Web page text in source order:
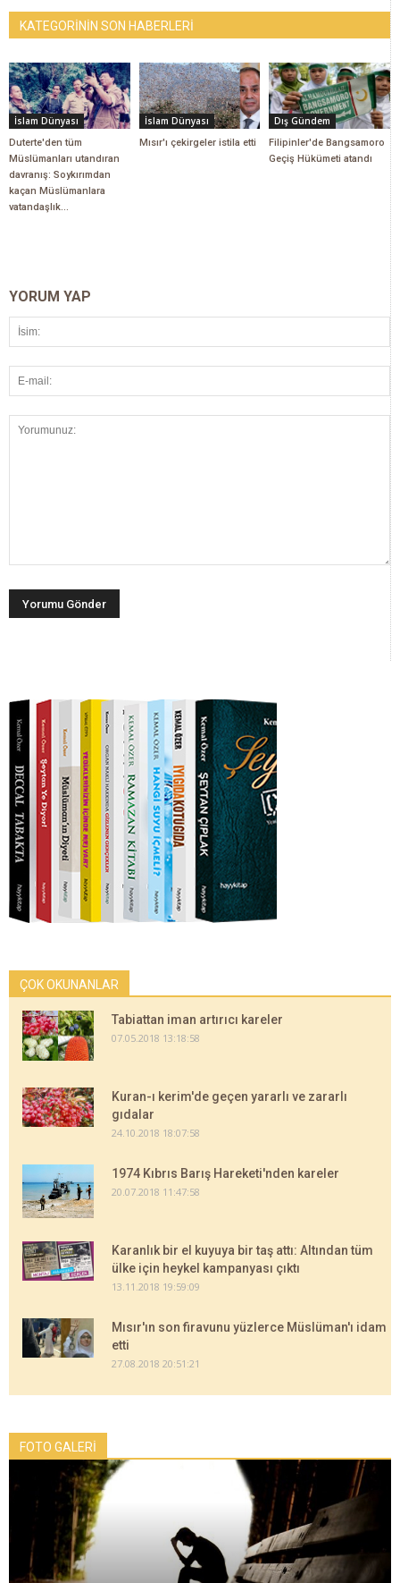
KATEGORİNİN SON HABERLERİ
İslam Dünyası
Duterte'den tüm
Müslümanları utandıran
davranış: Soykırımdan
kaçan Müslümanlara
vatandaşlık...
İslam Dünyası
Mısır'ı çekirgeler istila etti
Dış Gündem
Filipinler'de Bangsamoro
Geçiş Hükümeti atandı
YORUM YAP
ÇOK OKUNANLAR
Tabiattan iman artırıcı kareler
07.05.2018 13:18:58
Kuran-ı kerim'de geçen yararlı ve zararlı
gıdalar
24.10.2018 18:07:58
1974 Kıbrıs Barış Hareketi'nden kareler
20.07.2018 11:47:58
Karanlık bir el kuyuya bir taş attı: Altından tüm
ülke için heykel kampanyası çıktı
13.11.2018 19:59:09
Mısır'ın son firavunu yüzlerce Müslüman'ı idam
etti
27.08.2018 20:51:21
FOTO GALERİ